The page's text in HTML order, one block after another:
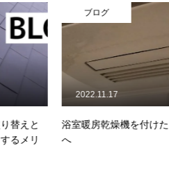
ブログ
浴室暖房乾燥機を付けたい方
へ
2022.11.17